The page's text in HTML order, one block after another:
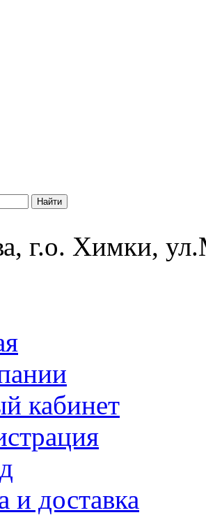
г.о. Химки,
кабинет
и доставка